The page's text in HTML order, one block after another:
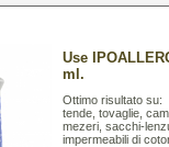
Use
ml.
Ottimo risultato su:
tende, tovaglie,
mezeri, sacchi-
impermeabili di